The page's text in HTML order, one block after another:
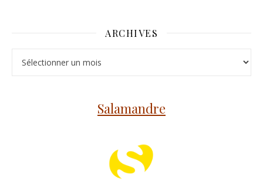
ARCHIVES
Salamandre